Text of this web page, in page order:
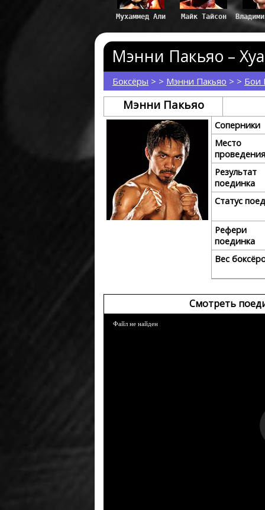
Мэнни Пакьяо –
Боксёры > > Мэнни Пакьяо > > Бои
Мэнни Пакьяо
Соперники
Место
проведения
Результат
поединка
Статус
Рефери
поединка
Вес
Смотреть
Файл не найден